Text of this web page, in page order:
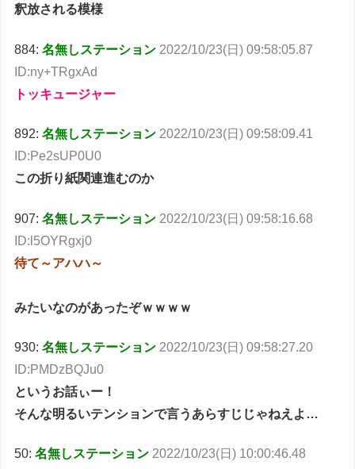
釈放される模様
884:名無しステーション 2022/10/23(日) 09:58:05.87
ID:ny+TRgxAd
トッキュージャー
892:名無しステーション 2022/10/23(日) 09:58:09.41
ID:Pe2sUP0U0
この折り紙関連進むのか
907:名無しステーション 2022/10/23(日) 09:58:16.68
ID:l5OYRgxj0
待て～アハハ～
みたいなのがあったぞｗｗｗｗ
930:名無しステーション 2022/10/23(日) 09:58:27.20
ID:PMDzBQJu0
というお話ぃー！
そんな明るいテンションで言うあらすじじゃねえよ…
50:名無しステーション 2022/10/23(日) 10:00:46.48